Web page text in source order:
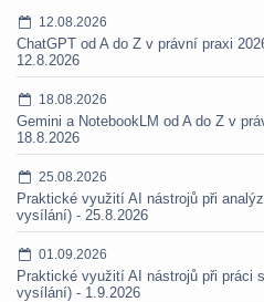
12.08.2026
ChatGPT od A do Z v právní praxi
12.8.2026
18.08.2026
Gemini a NotebookLM od A do Z v
18.8.2026
25.08.2026
Praktické využití AI nástrojů při
vysílání) - 25.8.2026
01.09.2026
Praktické využití AI nástrojů při práci
vysílání) - 1.9.2026